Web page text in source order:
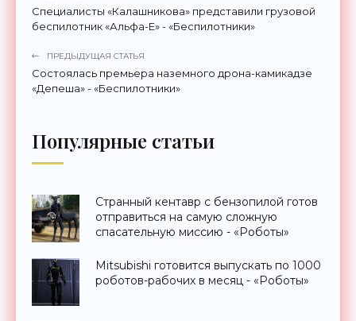
Специалисты «Калашникова» представили грузовой
беспилотник «Альфа-Е» - «Беспилотники»
ПРЕДЫДУЩАЯ СТАТЬЯ
Состоялась премьера наземного дрона-камикадзе
«Депеша» - «Беспилотники»
Популярные статьи
Странный кентавр с бензопилой готов
отправиться на самую сложную
спасательную миссию - «Роботы»
Mitsubishi готовится выпускать по 1000
роботов-рабочих в месяц - «Роботы»